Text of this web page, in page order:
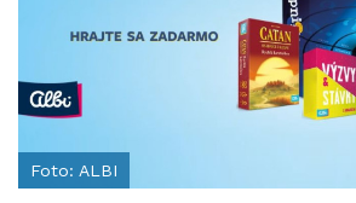
Foto: ALBI